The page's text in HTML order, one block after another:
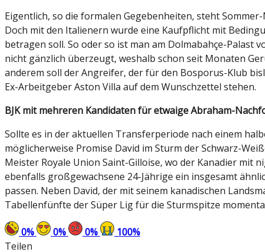
Eigentlich, so die formalen Gegebenheiten, steht
Doch mit den Italienern wurde eine Kaufpflicht mit
betragen soll. So oder so ist man am Dolmabahçe-
nicht gänzlich überzeugt, weshalb schon seit Monaten
anderem soll der Angreifer, der für den Bosporus-Klub
Ex-Arbeitgeber Aston Villa auf dem Wunschzettel stehen.
BJK mit mehreren Kandidaten für etwaige Abraham-
Sollte es in der aktuellen Transferperiode nach einem
möglicherweise Promise David im Sturm der Schwarz-
Meister Royale Union Saint-Gilloise, wo der Kanadier mit
ebenfalls großgewachsene 24-Jährige ein insgesamt
passen. Neben David, der mit seinem kanadischen
Tabellenfünfte der Süper Lig für die Sturmspitze
0% 0% 0% 100%
Teilen